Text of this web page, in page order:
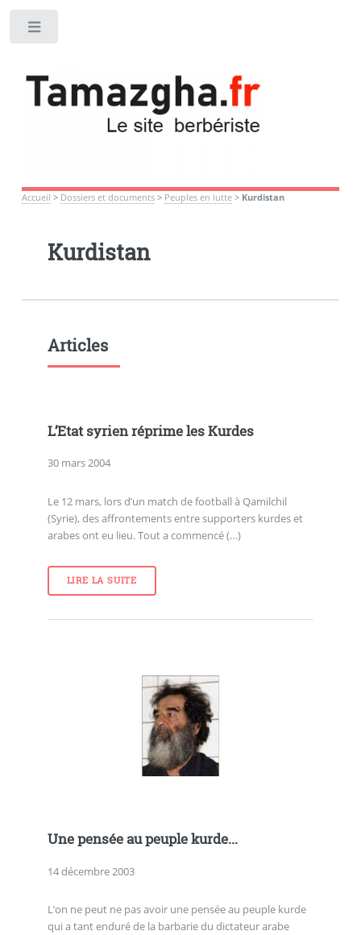
Accueil > Dossiers et documents> Peuples en lutte> Kurdistan
Kurdistan
Articles
L’Etat syrien réprime les Kurdes
30 mars 2004
Le 12 mars, lors d’un match de football à Qamilchil
(Syrie), des affrontements entre supporters kurdes et
arabes ont eu lieu. Tout a commencé (…)
LIRE LA SUITE
Une pensée au peuple kurde...
14 décembre 2003
L’on ne peut ne pas avoir une pensée au peuple kurde
qui a tant enduré de la barbarie du dictateur arabe